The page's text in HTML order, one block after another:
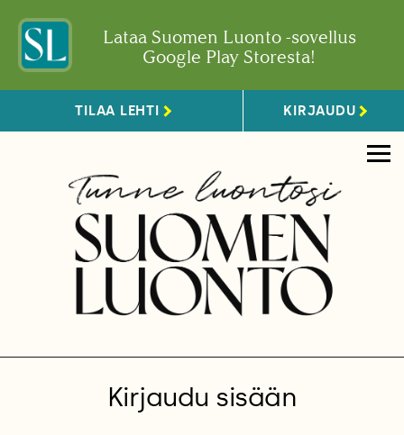
Lataa Suomen Luonto -sovellus
Google Play Storesta!
TILAA LEHTI KIRJAUDU
Kirjaudu sisään